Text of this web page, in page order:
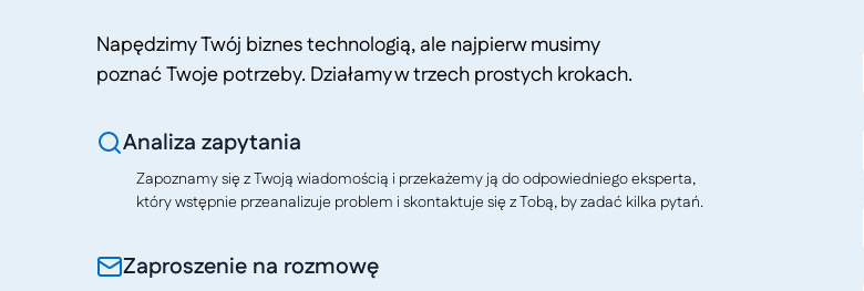
Napędzimy Twój biznes technologią, ale najpierw musimy
poznać Twoje potrzeby. Działamy w trzech prostych krokach.
Analiza zapytania
Zapoznamy się z Twoją wiadomością i przekażemy ją do odpowiedniego eksperta,
który wstępnie przeanalizuje problem i skontaktuje się z Tobą, by zadać kilka pytań.
Zaproszenie na rozmowę